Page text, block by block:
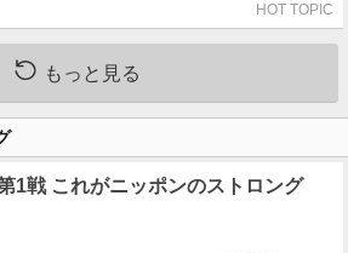
HOT TOPIC
もっと見る
1戦 これがニッポンのストロング